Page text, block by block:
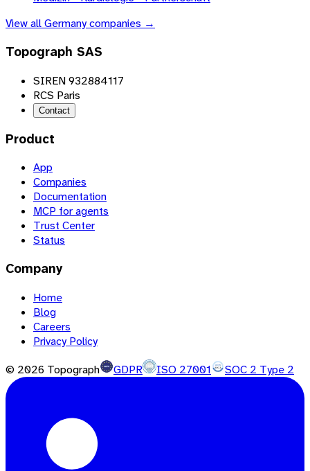
View allGermanycompanies →
Topograph SAS
SIREN 932884117
RCS Paris
Contact
Product
App
Companies
Documentation
MCP for agents
Trust Center
Status
Company
Home
Blog
Careers
Privacy Policy
© 2026 Topograph GDPR ISO 27001 SOC 2 Type 2